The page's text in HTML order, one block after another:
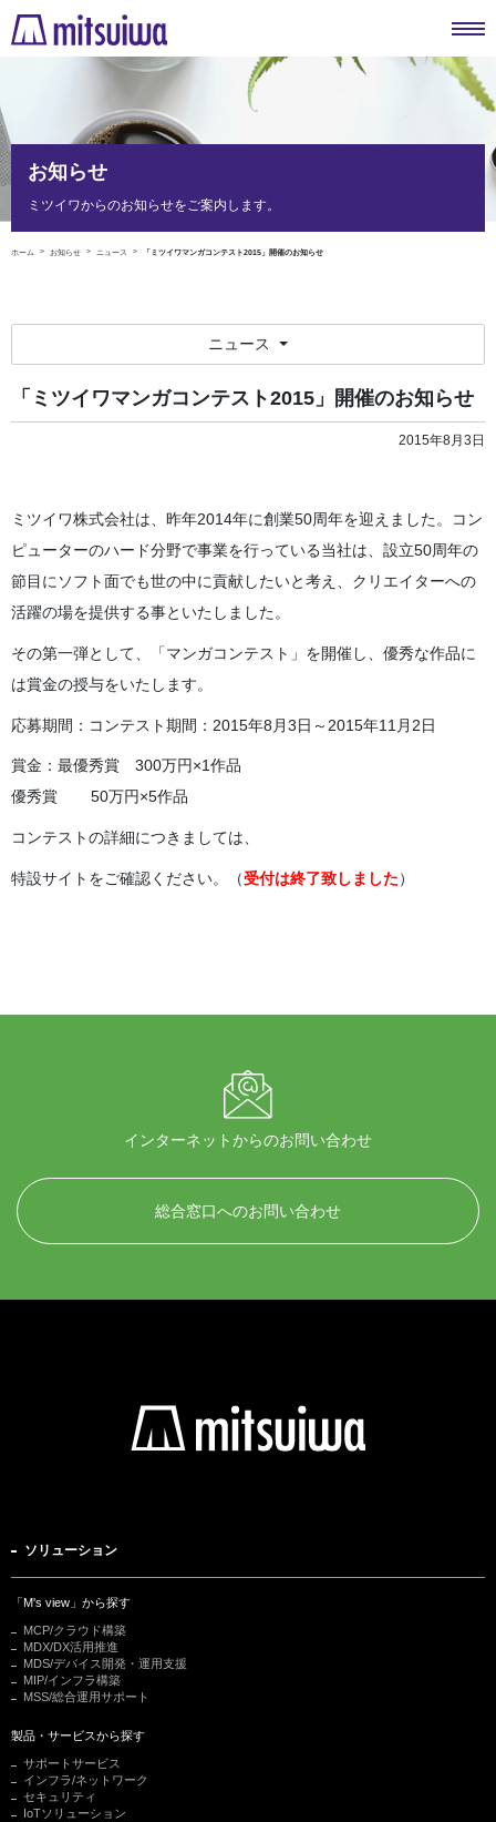
ホーム お知らせ ニュース 「ミツイワマンガコンテスト2015」開催のお知らせ
お知らせ
ミツイワからのお知らせをご案内します。
「ミツイワマンガコンテスト2015」開催のお知らせ
2015年8月3日
ミツイワ株式会社は、昨年2014年に創業50周年を迎えました。コン
ピューターのハード分野で事業を行っている当社は、設立50周年の
節目にソフト面でも世の中に貢献したいと考え、クリエイターへの
活躍の場を提供する事といたしました。
その第一弾として、「マンガコンテスト」を開催し、優秀な作品に
は賞金の授与をいたします。
応募期間：コンテスト期間：2015年8月3日～2015年11月2日
賞金：最優秀賞 300万円×1作品
優秀賞 50万円×5作品
コンテストの詳細につきましては、
特設サイトをご確認ください。（受付は終了致しました）
ニュース
インターネットからのお問い合わせ
総合窓口へのお問い合わせ
ソリューション
「M's view」から探す
MCP/クラウド構築
MDX/DX活用推進
MDS/デバイス開発・運用支援
MIP/インフラ構築
MSS/総合運用サポート
製品・サービスから探す
サポートサービス
インフラ/ネットワーク
セキュリティ
IoTソリューション